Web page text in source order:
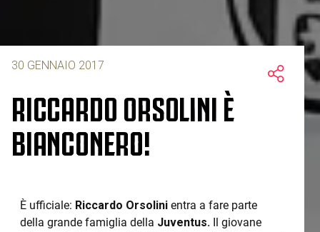
30 GENNAIO 2017
RICCARDO ORSOLINI È
BIANCONERO!
È ufficiale: Riccardo Orsolini entra a fare parte
della grande famiglia della Juventus. Il giovane